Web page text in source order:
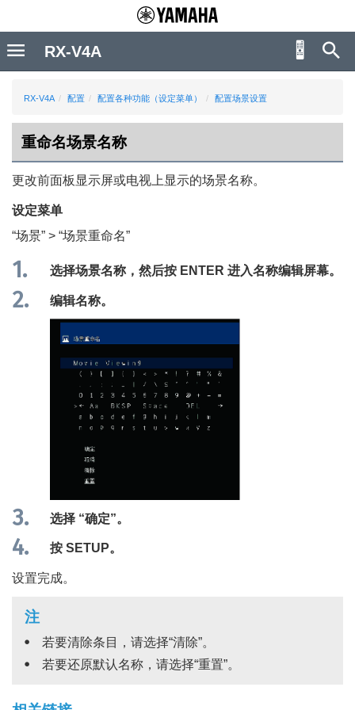
RX-V4A 配置 配置各种功能（设定菜单） 配置场景设置
重命名场景名称
更改前面板显示屏或电视上显示的场景名称。
设定菜单
“场景” > “场景重命名”
选择场景名称，然后按 ENTER 进入名称编辑屏幕。
编辑名称。
选择 “确定”。
按 SETUP。
设置完成。
注
若要清除条目，请选择“清除”。
若要还原默认名称，请选择“重置”。
RX-V4A